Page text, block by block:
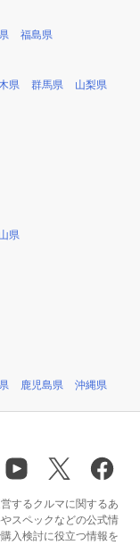
福島県
県 群馬県 山梨県
県
鹿児島県 沖縄県
するクルマに関するあ
スペックなどの公式情
入検討に役立つ情報を